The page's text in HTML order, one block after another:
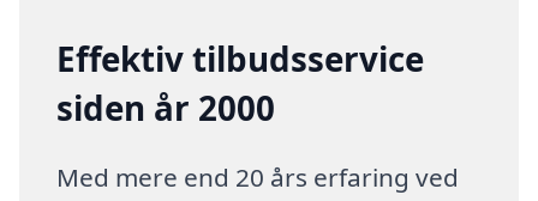
Effektiv tilbudsservice
siden år 2000
Med mere end 20 års erfaring ved